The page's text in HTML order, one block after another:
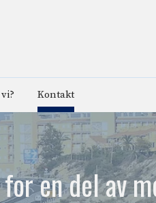
Kontakt
en del av